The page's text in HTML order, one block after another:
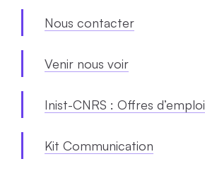
Nous contacter
Venir nous voir
Inist-CNRS : Offres d’emploi
Kit Communication